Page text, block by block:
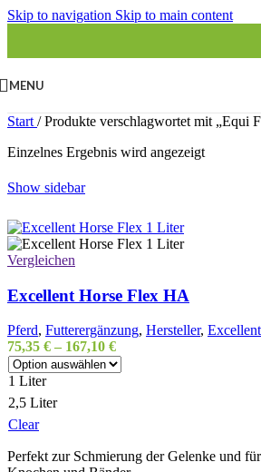
Skip to navigation Skip to main content
MENU
Start / Produkte verschlagwortet mit „Equi
Einzelnes Ergebnis wird angezeigt
Show sidebar
Vergleichen
Excellent Horse Flex HA
Pferd, Futterergänzung, Hersteller, Excellent
75,35 € – 167,10 €
1 Liter
2,5 Liter
Clear
Perfekt zur Schmierung der Gelenke und